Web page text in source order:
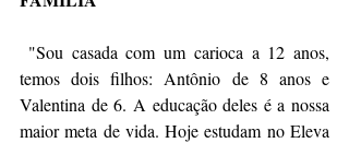
temos dois filhos: Antônio de 8 anos e
Valentina de 6. A educação deles é a nossa
maior meta de vida. Hoje estudam no Eleva